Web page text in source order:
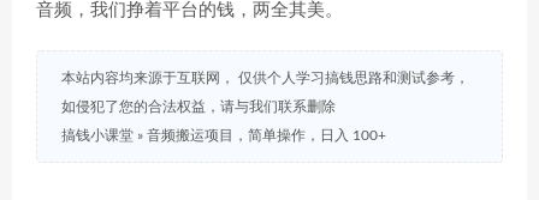
音频，我们挣着平台的钱，两全其美。
本站内容均来源于互联网， 仅供个人学习搞钱思路和测试参考，
如侵犯了您的合法权益，请与我们联系删除
搞钱小课堂 » 音频搬运项目，简单操作，日入 100+